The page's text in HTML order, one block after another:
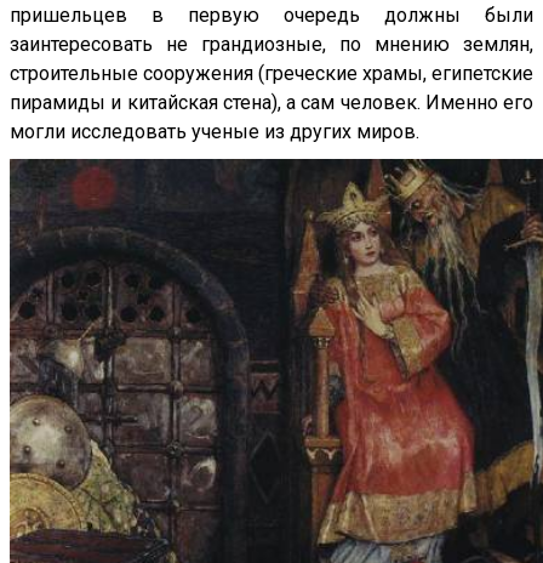
пришельцев в первую очередь должны были
заинтересовать не грандиозные, по мнению землян,
строительные сооружения (греческие храмы, египетские
пирамиды и китайская стена), а сам человек. Именно его
могли исследовать ученые из других миров.